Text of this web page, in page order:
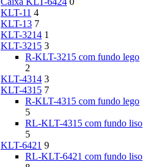
KLT-11 4
KLT-13 7
KLT-3214 1
KLT-3215 3
R-KLT-3215 com fundo lego
2
KLT-4314 3
KLT-4315 7
R-KLT-4315 com fundo lego
5
RL-KLT-4315 com fundo liso
5
KLT-6421 9
RL-KLT-6421 com fundo liso